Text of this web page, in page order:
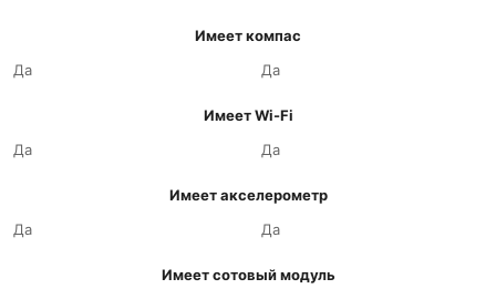
Имеет компас
Да
Да
Имеет Wi-Fi
Да
Да
Имеет акселерометр
Да
Да
Имеет сотовый модуль